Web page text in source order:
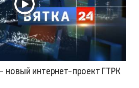
новый интернет-проект ГТРК